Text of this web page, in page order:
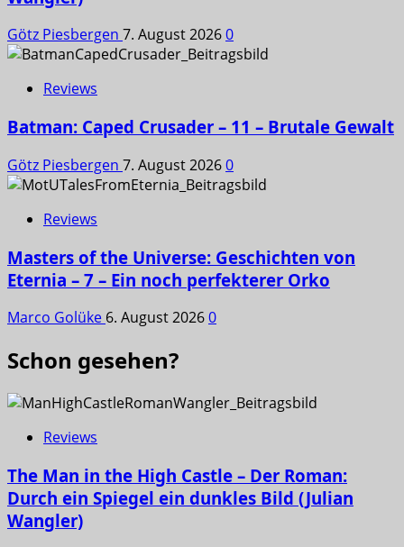
Götz Piesbergen 7. August 20260
Reviews
Batman: Caped Crusader – 11 – Brutale Gewalt
Götz Piesbergen 7. August 20260
Reviews
Masters of the Universe: Geschichten von
Eternia – 7 – Ein noch perfekterer Orko
Marco Golüke 6. August 20260
Schon gesehen?
Reviews
The Man in the High Castle – Der Roman:
Durch ein Spiegel ein dunkles Bild (Julian
Wangler)